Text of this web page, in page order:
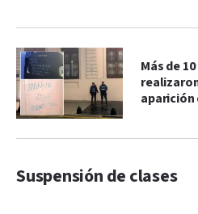
Más de
aparición
Suspensión de clases